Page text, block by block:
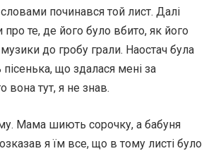
починався той лист. Далі
те, де його було вбито, як його
до гробу грали. Наостач була
що здалася мені за
вона тут, я не знав.
Мама шиють сорочку, а бабуня
я їм все, що в тому листі було